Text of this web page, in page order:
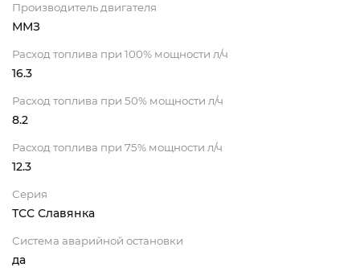
Производитель двигателя
ММЗ
Расход топлива при 100% мощности л/ч
16.3
Расход топлива при 50% мощности л/ч
8.2
Расход топлива при 75% мощности л/ч
12.3
Серия
ТСС Славянка
Система аварийной остановки
да